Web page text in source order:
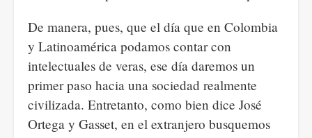
De manera, pues, que el día que en Colombia
y Latinoamérica podamos contar con
intelectuales de veras, ese día daremos un
primer paso hacia una sociedad realmente
civilizada. Entretanto, como bien dice José
Ortega y Gasset, en el extranjero busquemos